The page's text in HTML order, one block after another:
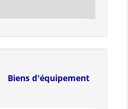
Biens d'équipement